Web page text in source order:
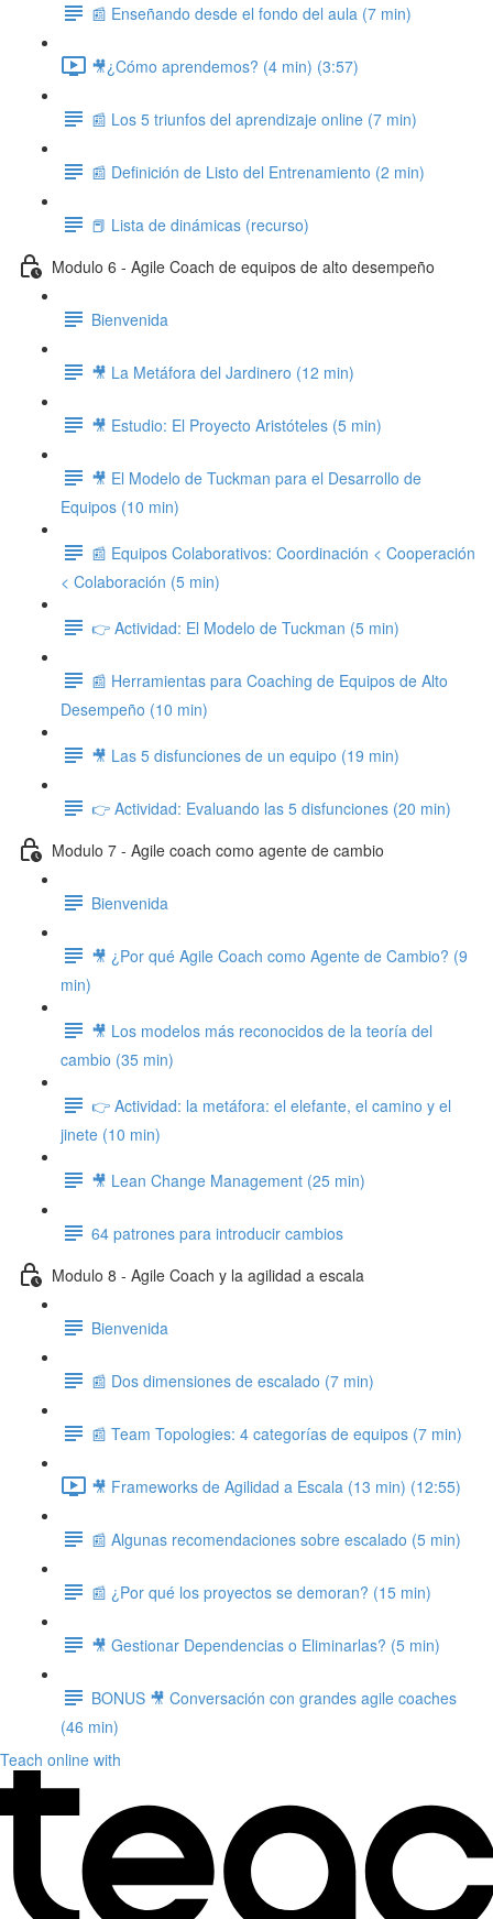
📰 Enseñando desde el fondo del aula (7 min)
🎥¿Cómo aprendemos? (4 min) (3:57)
📰 Los 5 triunfos del aprendizaje online (7 min)
📰 Definición de Listo del Entrenamiento (2 min)
📕 Lista de dinámicas (recurso)
Modulo 6 - Agile Coach de equipos de alto desempeño
Bienvenida
🎥 La Metáfora del Jardinero (12 min)
🎥 Estudio: El Proyecto Aristóteles (5 min)
🎥 El Modelo de Tuckman para el Desarrollo de
Equipos (10 min)
📰 Equipos Colaborativos: Coordinación < Cooperación
< Colaboración (5 min)
👉 Actividad: El Modelo de Tuckman (5 min)
📰 Herramientas para Coaching de Equipos de Alto
Desempeño (10 min)
🎥 Las 5 disfunciones de un equipo (19 min)
👉 Actividad: Evaluando las 5 disfunciones (20 min)
Modulo 7 - Agile coach como agente de cambio
Bienvenida
🎥 ¿Por qué Agile Coach como Agente de Cambio? (9
min)
🎥 Los modelos más reconocidos de la teoría del
cambio (35 min)
👉 Actividad: la metáfora: el elefante, el camino y el
jinete (10 min)
🎥 Lean Change Management (25 min)
64 patrones para introducir cambios
Modulo 8 - Agile Coach y la agilidad a escala
Bienvenida
📰 Dos dimensiones de escalado (7 min)
📰 Team Topologies: 4 categorías de equipos (7 min)
🎥 Frameworks de Agilidad a Escala (13 min) (12:55)
📰 Algunas recomendaciones sobre escalado (5 min)
📰 ¿Por qué los proyectos se demoran? (15 min)
🎥 Gestionar Dependencias o Eliminarlas? (5 min)
BONUS 🎥 Conversación con grandes agile coaches
(46 min)
Teach online with